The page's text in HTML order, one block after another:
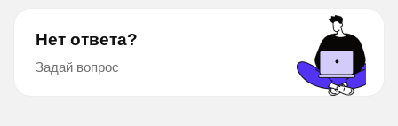
Нет ответа?
Задай вопрос